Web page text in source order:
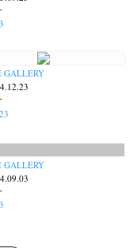
GALLERY
GALLERY